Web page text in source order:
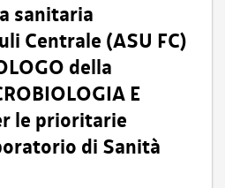
sanitaria
Centrale (ASU FC)
della
E
le prioritarie
di Sanità